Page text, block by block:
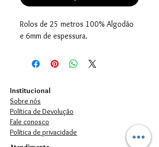
Rolos de 25 metros 100% Algodão
e 6mm de espessura.
Institucional
Sobre nós
Política de Devolução
Fale conosco
Política de privacidade